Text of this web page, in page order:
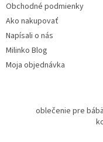
Obchodné podmienky
Ako nakupovať
Napísali o nás
Milinko Blog
Moja objednávka
oblečenie pre